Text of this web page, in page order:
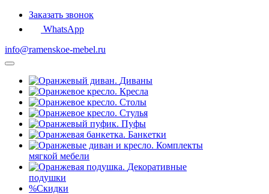
Заказать звонок
WhatsApp
info@ramenskoe-mebel.ru
Диваны
Кресла
Столы
Стулья
Пуфы
Банкетки
Комплекты
мягкой мебели
Декоративные
подушки
%Скидки